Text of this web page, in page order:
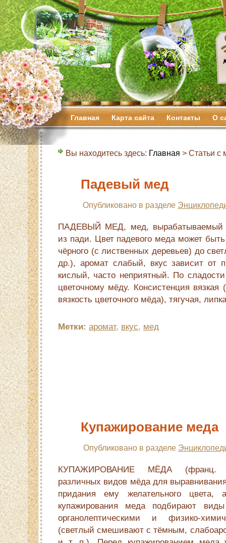
Главная Карта сайта Контакты О
Вы находитесь здесь: Главная > Статьи с
Падевый мед
Опубликовано в разделе
ПАДЕВЫЙ МЕД, мед, вырабатываемый
из пади. Цвет падевого меда может
чёрного (с лиственных деревьев) до
др.), аромат слабый, вкус зависит от
кислый, часто неприятный. По
цветочному мёду. Консистенция
вязкость цветочного мёда), тягучая,
Метки: аромат, вкус, мед
Купажирование меда
Опубликовано в разделе
КУПАЖИРОВАНИЕ МЁДА (франц.
различных видов мёда для
придания ему желательного
купажирования меда подбирают
органолептическими и физико-
(светлый смешивают с тёмным,